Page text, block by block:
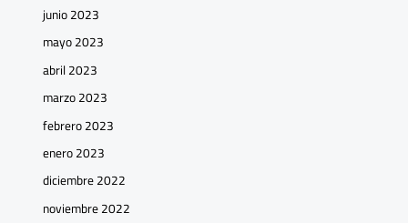
junio 2023
mayo 2023
abril 2023
marzo 2023
febrero 2023
enero 2023
diciembre 2022
noviembre 2022